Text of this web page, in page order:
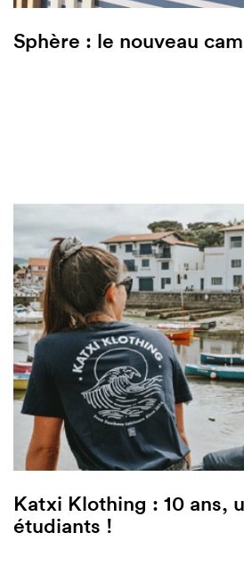
Sphère : le nouveau
Katxi Klothing : 10 ans,
étudiants !